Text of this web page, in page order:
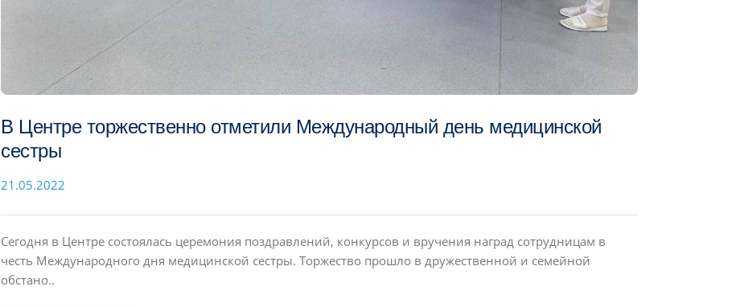
В Центре торжественно отметили Международный день медицинской
сестры
21.05.2022
Сегодня в Центре состоялась церемония поздравлений, конкурсов и вручения наград сотрудницам в
честь Международного дня медицинской сестры. Торжество прошло в дружественной и семейной
обстано..